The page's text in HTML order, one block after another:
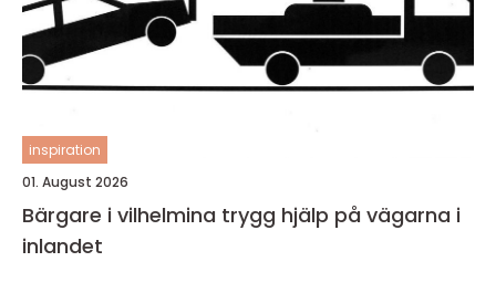
inspiration
01. August 2026
Bärgare i vilhelmina trygg hjälp på vägarna i
inlandet